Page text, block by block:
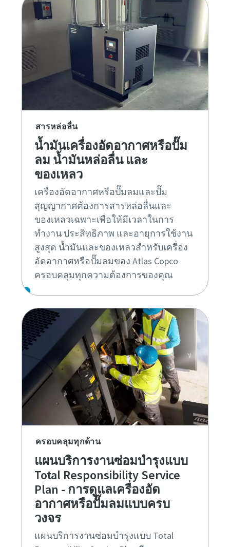
สารหล่อลื่น
น้ำมันเครื่องอัดอากาศหรือปั๊ม
ลม น้ำมันหล่อลื่น และ
ของเหลว
เครื่องอัดอากาศหรือปั๊มลมและปั๊ม
สุญญากาศต้องการสารหล่อลื่นและ
ของเหลวเฉพาะเพื่อให้มีเวลาในการ
ทำงาน ประสิทธิภาพ และอายุการใช้งาน
สูงสุด น้ำมันและของเหลวสำหรับเครื่อง
อัดอากาศหรือปั๊มลมของ Atlas Copco
ครอบคลุมทุกความต้องการของคุณ
ครอบคลุมทุกด้าน
แผนบริการงานซ่อมบำรุงแบบ
Total Responsibility Service
Plan - การดูแลเครื่องอัด
อากาศหรือปั๊มลมแบบครบ
วงจร
แผนบริการงานซ่อมบำรุงแบบ Total